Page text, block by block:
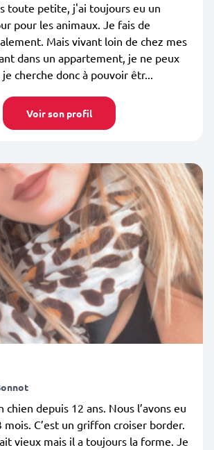
toute petite, j'ai toujours eu un
pour les animaux. Je fais de
Mais vivant loin de chez mes
dans un appartement, je ne peux
cherche donc à pouvoir êtr...
Voir son profil
chien depuis 12 ans. Nous l’avons eu
mois. C’est un griffon croiser border.
vieux mais il a toujours la forme. Je